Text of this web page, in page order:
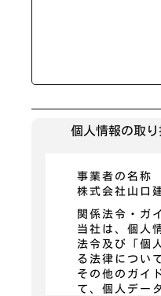
個人情報の取
事業者の名称
株式会社山口
関係法令・ガ
当社は、個人
法令及び「個
る法律につい
その他のガイ
て、個人デー